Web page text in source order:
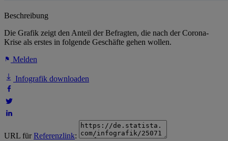
Beschreibung
Die Grafik zeigt den Anteil der Befragten, die nach der Corona-
Krise als erstes in folgende Geschäfte gehen wollen.
Melden
Infografik downloaden
URL fürReferenzlink: